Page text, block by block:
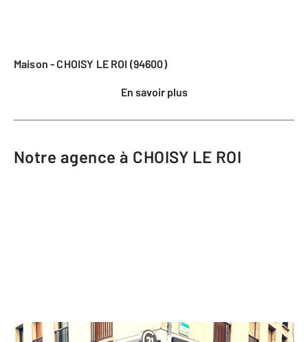
Maison - CHOISY LE ROI (94600)
En savoir plus
Notre agence à CHOISY LE ROI